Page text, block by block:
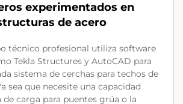
experimentados en
de acero
técnico profesional utiliza software
Tekla Structures y AutoCAD para
sistema de cerchas para techos de
sea que necesite una capacidad
de carga para puentes grúa o la